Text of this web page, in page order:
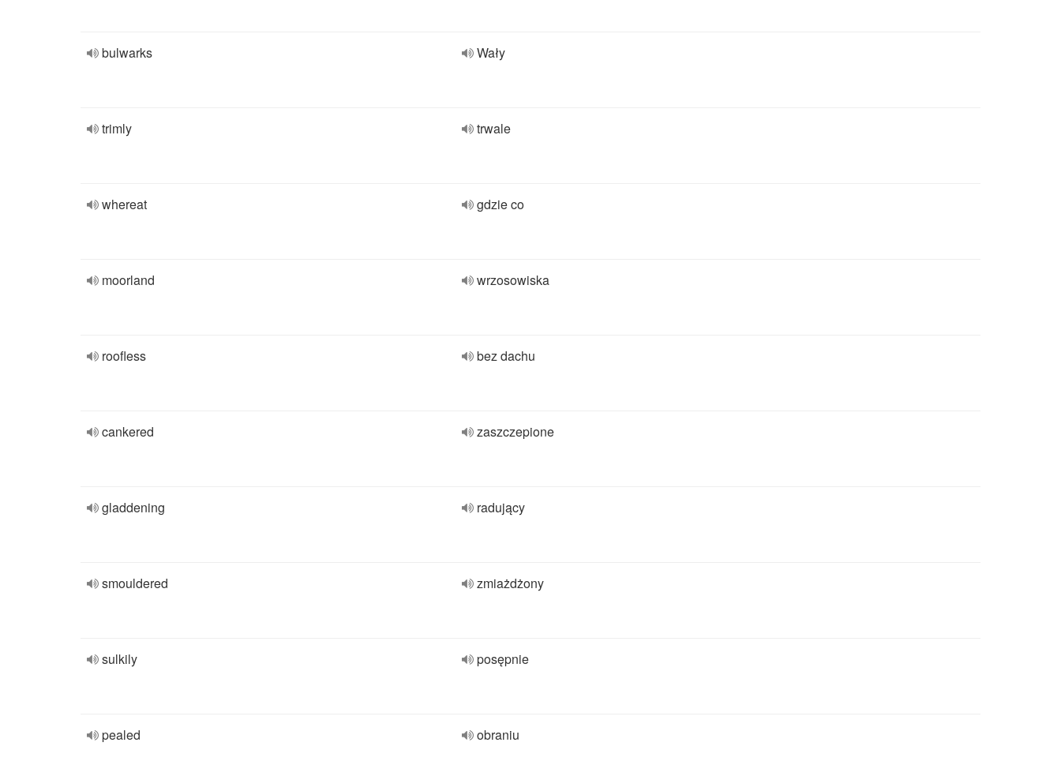
bulwarks Wały
trimly trwale
whereat gdzie co
moorland wrzosowiska
roofless bez dachu
cankered zaszczepione
gladdening radujący
smouldered zmiażdżony
sulkily posępnie
pealed obraniu